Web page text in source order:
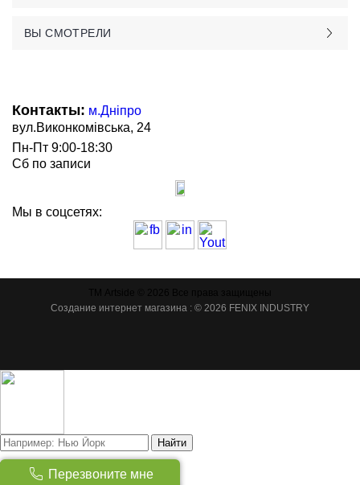
ВЫ СМОТРЕЛИ
Контакты: м.Дніпро
вул.Виконкомівська, 24
Пн-Пт 9:00-18:30
Сб по записи
Мы в соцсетях:
Создание интернет магазина : © 2026 FENIX INDUSTRY
Найти
Товаров: 0)
Сумма: 0грнПерезвоните мне